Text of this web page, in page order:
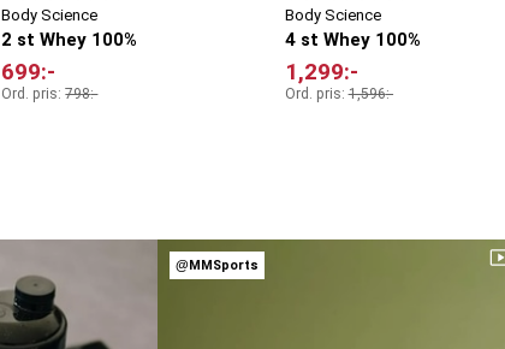
Body Science
2 st Whey 100%
699:-
Ord. pris:798:-
Body Science
4 st Whey 100%
1,299:-
Ord. pris:1,596:-
@MMSports